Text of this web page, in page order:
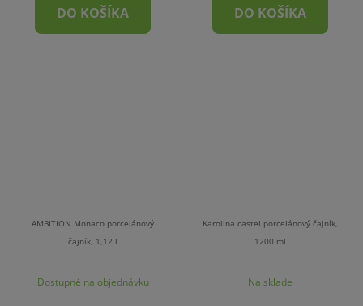
DO KOŠÍKA DO KOŠÍKA
AMBITION Monaco porcelánový
čajník, 1,12 l
Dostupné na objednávku
Karolina castel porcelánový čajník,
1200 ml
Na sklade